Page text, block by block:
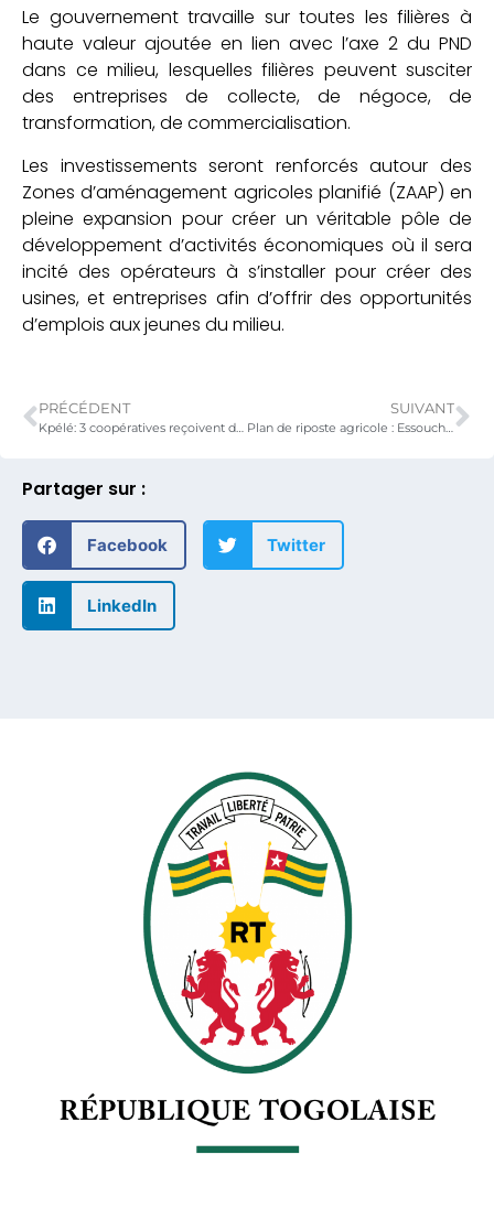
Partager sur :
Facebook Twitter
LinkedIn
Le gouvernement travaille sur toutes les filières à
haute valeur ajoutée en lien avec l’axe 2 du PND
dans ce milieu, lesquelles filières peuvent susciter
des entreprises de collecte, de négoce, de
transformation, de commercialisation.
Les investissements seront renforcés autour des
Zones d’aménagement agricoles planifié (ZAAP) en
pleine expansion pour créer un véritable pôle de
développement d’activités économiques où il sera
incité des opérateurs à s’installer pour créer des
usines, et entreprises afin d’offrir des opportunités
d’emplois aux jeunes du milieu.
PRÉCÉDENT
Kpélé: 3 coopératives reçoivent des équipements de transformation des produits agricoles dans le cadre du programme telefood 2019
SUIVANT
Plan de riposte agricole : Essouchement d’au moins 8 000 ha des terres pour la campagne agricole 2020-2021.